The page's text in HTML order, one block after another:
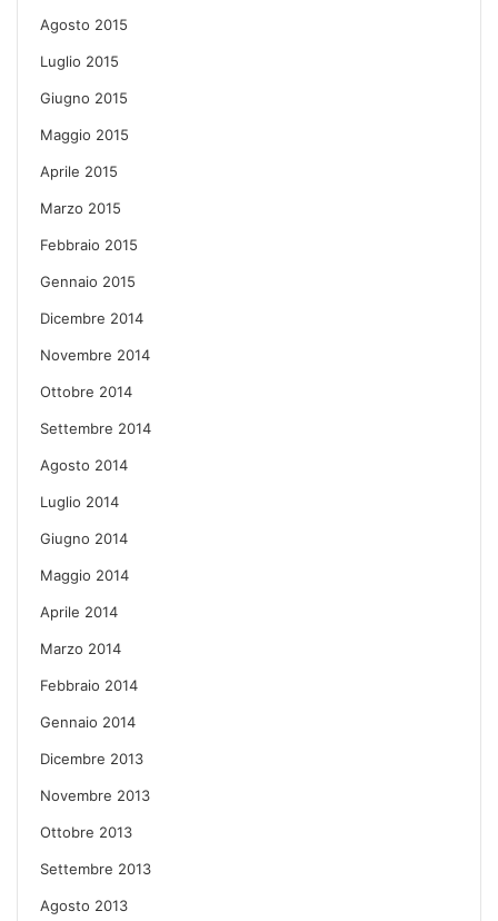
Agosto 2015
Luglio 2015
Giugno 2015
Maggio 2015
Aprile 2015
Marzo 2015
Febbraio 2015
Gennaio 2015
Dicembre 2014
Novembre 2014
Ottobre 2014
Settembre 2014
Agosto 2014
Luglio 2014
Giugno 2014
Maggio 2014
Aprile 2014
Marzo 2014
Febbraio 2014
Gennaio 2014
Dicembre 2013
Novembre 2013
Ottobre 2013
Settembre 2013
Agosto 2013